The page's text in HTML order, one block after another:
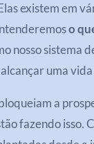
existem em
o
nosso sistema
uma
a
fazendo isso.